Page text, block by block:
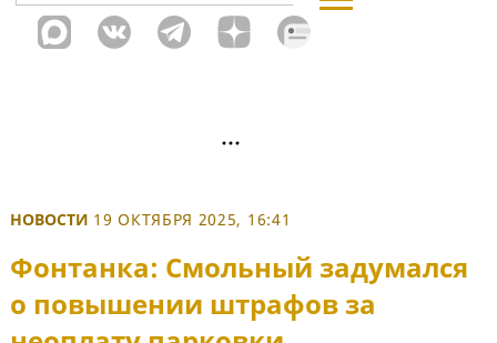
НОВОСТИ 19 ОКТЯБРЯ 2025, 16:41
Фонтанка: Смольный задумался
о повышении штрафов за